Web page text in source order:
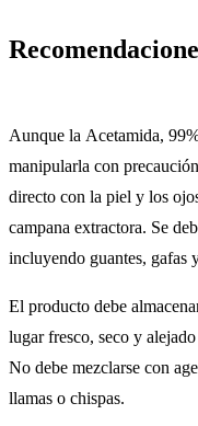
Aunque la Acetamida,
manipularla con
directo con la piel y los
campana extractora. Se
incluyendo guantes, gafas
El producto debe
lugar fresco, seco y
No debe mezclarse con
llamas o chispas.